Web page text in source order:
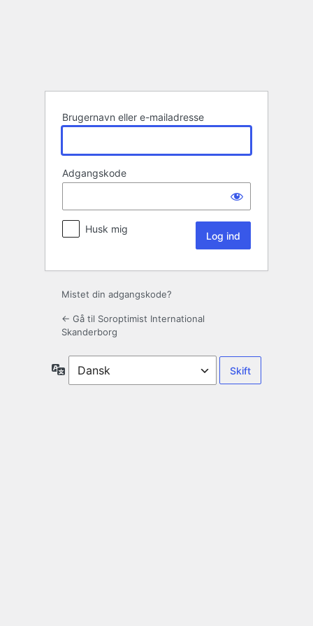
Brugernavn eller e-mailadresse
Adgangskode
Husk mig
Mistet din adgangskode?
← Gå til Soroptimist International
Skanderborg
Sprog